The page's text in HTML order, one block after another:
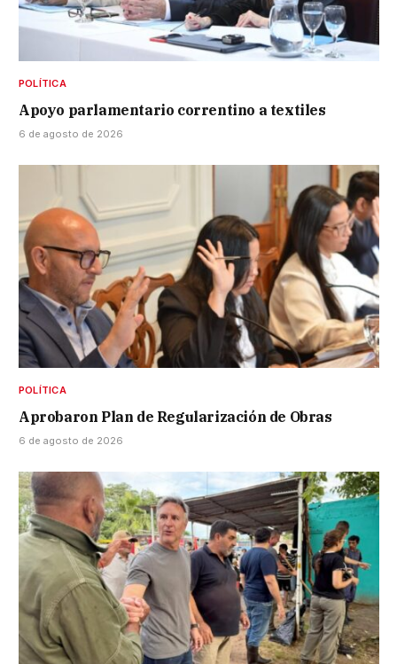
POLÍTICA
Apoyo parlamentario correntino a textiles
6 de agosto de 2026
POLÍTICA
Aprobaron Plan de Regularización de Obras
6 de agosto de 2026